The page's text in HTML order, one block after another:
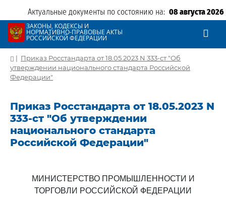
Актуальные документы по состоянию на: 08 августа 2026
ЗАКОНЫ, КОДЕКСЫ И
НОРМАТИВНО-ПРАВОВЫЕ АКТЫ
РОССИЙСКОЙ ФЕДЕРАЦИИ
| Приказ Росстандарта от 18.05.2023 N 333-ст "Об
утверждении национального стандарта Российской
Федерации"
Приказ Росстандарта от 18.05.2023 N
333-ст "Об утверждении
национального стандарта
Российской Федерации"
МИНИСТЕРСТВО ПРОМЫШЛЕННОСТИ И
ТОРГОВЛИ РОССИЙСКОЙ ФЕДЕРАЦИИ